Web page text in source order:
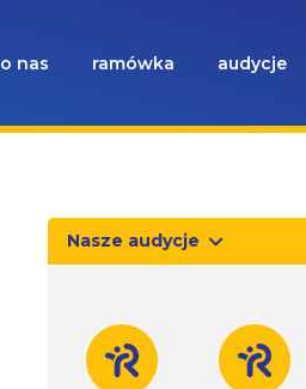
o nas ramówka audycje
Nasze audycje